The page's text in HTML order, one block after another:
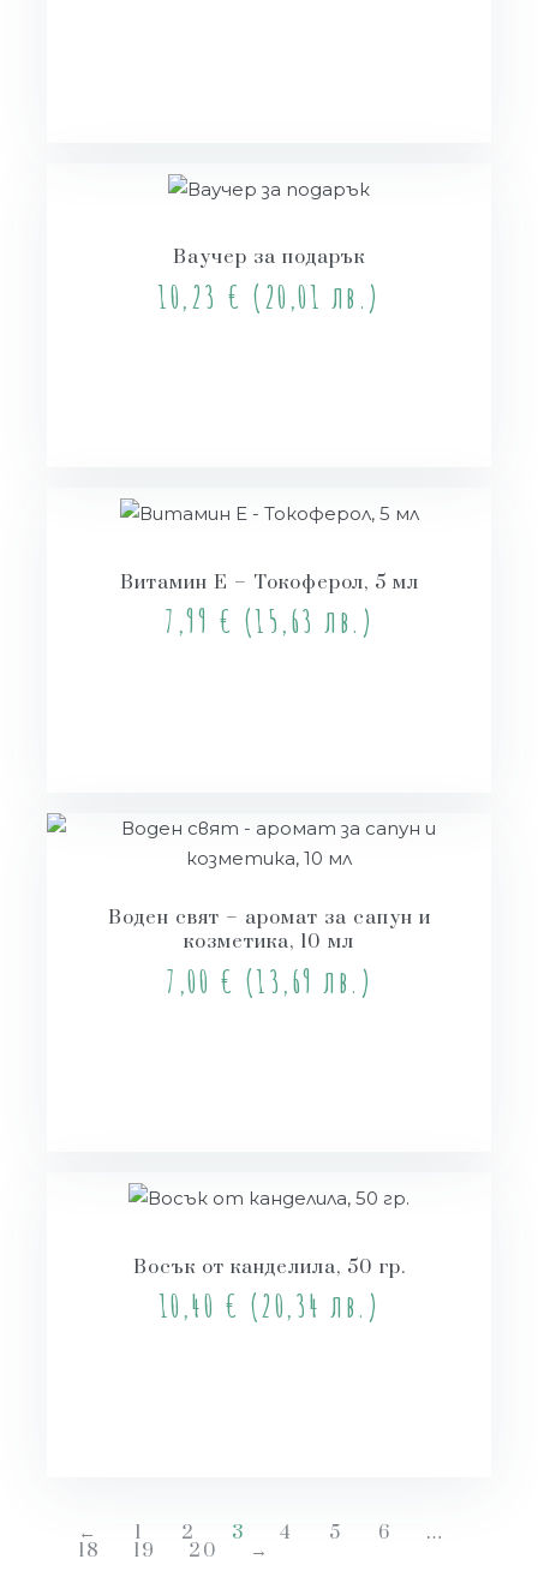
Ваучер за подарък
10,23 € (20,01 лв.)
Витамин Е – Токоферол, 5 мл
7,99 € (15,63 лв.)
Воден свят – аромат за сапун и
козметика, 10 мл
7,00 € (13,69 лв.)
Восък от канделила, 50 гр.
10,40 € (20,34 лв.)
← 1 2 3 4 5 6 …
18 19 20 →